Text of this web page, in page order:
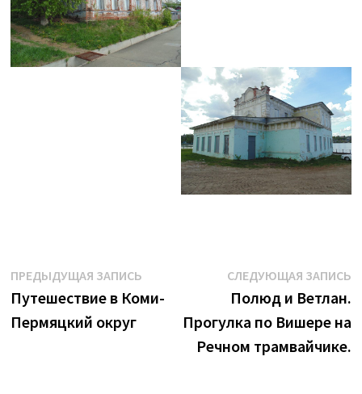
Навигация
по
записям
ПРЕДЫДУЩАЯ ЗАПИСЬПредыдущая
запись:
Путешествие в Коми-
Пермяцкий округ
СЛЕДУЮЩАЯ ЗАПИСЬ
Полюд и Ветлан.
Прогулка по Вишере на
Речном трамвайчике.